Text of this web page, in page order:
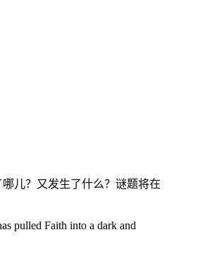
儿？又发生了什么？谜题将在
pulled Faith into a dark and